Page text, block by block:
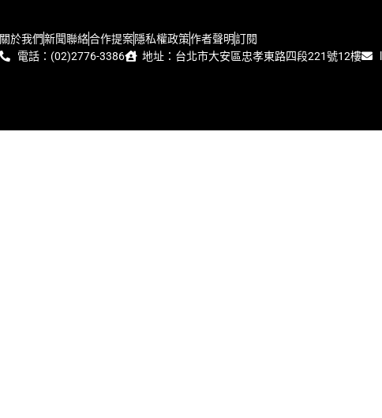
關於我們新聞聯絡合作提案隱私權政策作者聲明訂閱
電話：(02)2776-3386
地址：台北市大安區忠孝東路四段221號12樓